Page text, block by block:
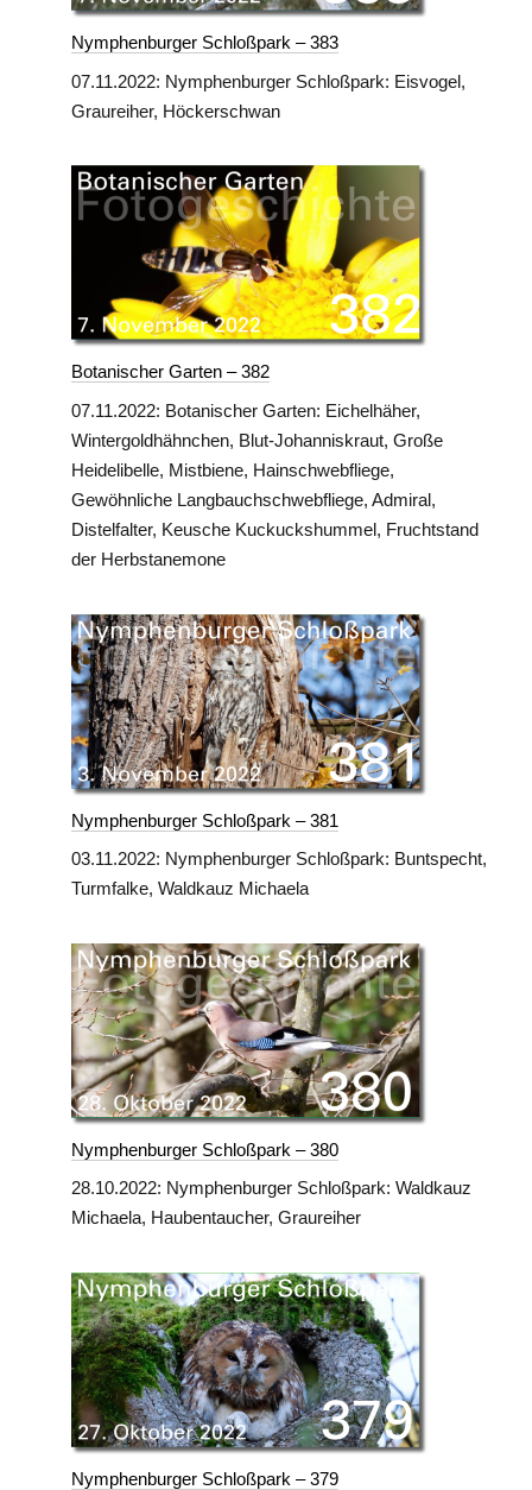
Nymphenburger Schloßpark – 383
07.11.2022: Nymphenburger Schloßpark: Eisvogel,
Graureiher, Höckerschwan
Botanischer Garten – 382
07.11.2022: Botanischer Garten: Eichelhäher,
Wintergoldhähnchen, Blut-Johanniskraut, Große
Heidelibelle, Mistbiene, Hainschwebfliege,
Gewöhnliche Langbauchschwebfliege, Admiral,
Distelfalter, Keusche Kuckuckshummel, Fruchtstand
der Herbstanemone
Nymphenburger Schloßpark – 381
03.11.2022: Nymphenburger Schloßpark: Buntspecht,
Turmfalke, Waldkauz Michaela
Nymphenburger Schloßpark – 380
28.10.2022: Nymphenburger Schloßpark: Waldkauz
Michaela, Haubentaucher, Graureiher
Nymphenburger Schloßpark – 379